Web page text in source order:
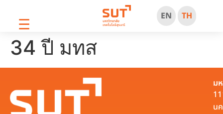
☰ EN TH
34 ปี มทส
ม
น